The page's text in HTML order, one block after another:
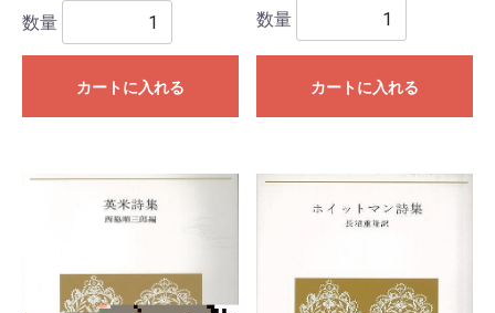
数量
カートに入れる
数量
カートに入れる